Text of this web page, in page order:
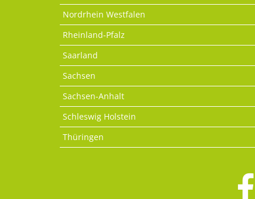
Nordrhein Westfalen
Rheinland-Pfalz
Saarland
Sachsen
Sachsen-Anhalt
Schleswig Holstein
Thüringen